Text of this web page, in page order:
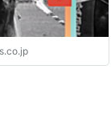
*Lily of the Nile